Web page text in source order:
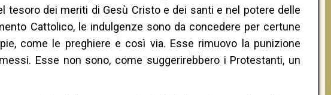
tesoro dei meriti di Gesù Cristo e dei santi e nel potere delle
Cattolico, le indulgenze sono da concedere per certune
come le preghiere e così via. Esse rimuovo la punizione
Esse non sono, come suggerirebbero i Protestanti, un